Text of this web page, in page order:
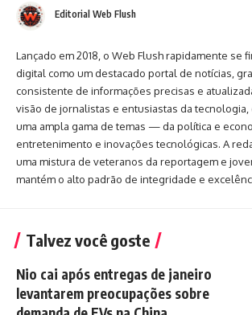
Editorial Web Flush
Lançado em 2018, o Web Flush rapidamente se
digital como um destacado portal de notícias,
consistente de informações precisas e
visão de jornalistas e entusiastas da tecnologia,
uma ampla gama de temas — da política e
entretenimento e inovações tecnológicas. A
uma mistura de veteranos da reportagem e
mantém o alto padrão de integridade e
Talvez você goste
Nio cai após entregas de janeiro
levantarem preocupações sobre